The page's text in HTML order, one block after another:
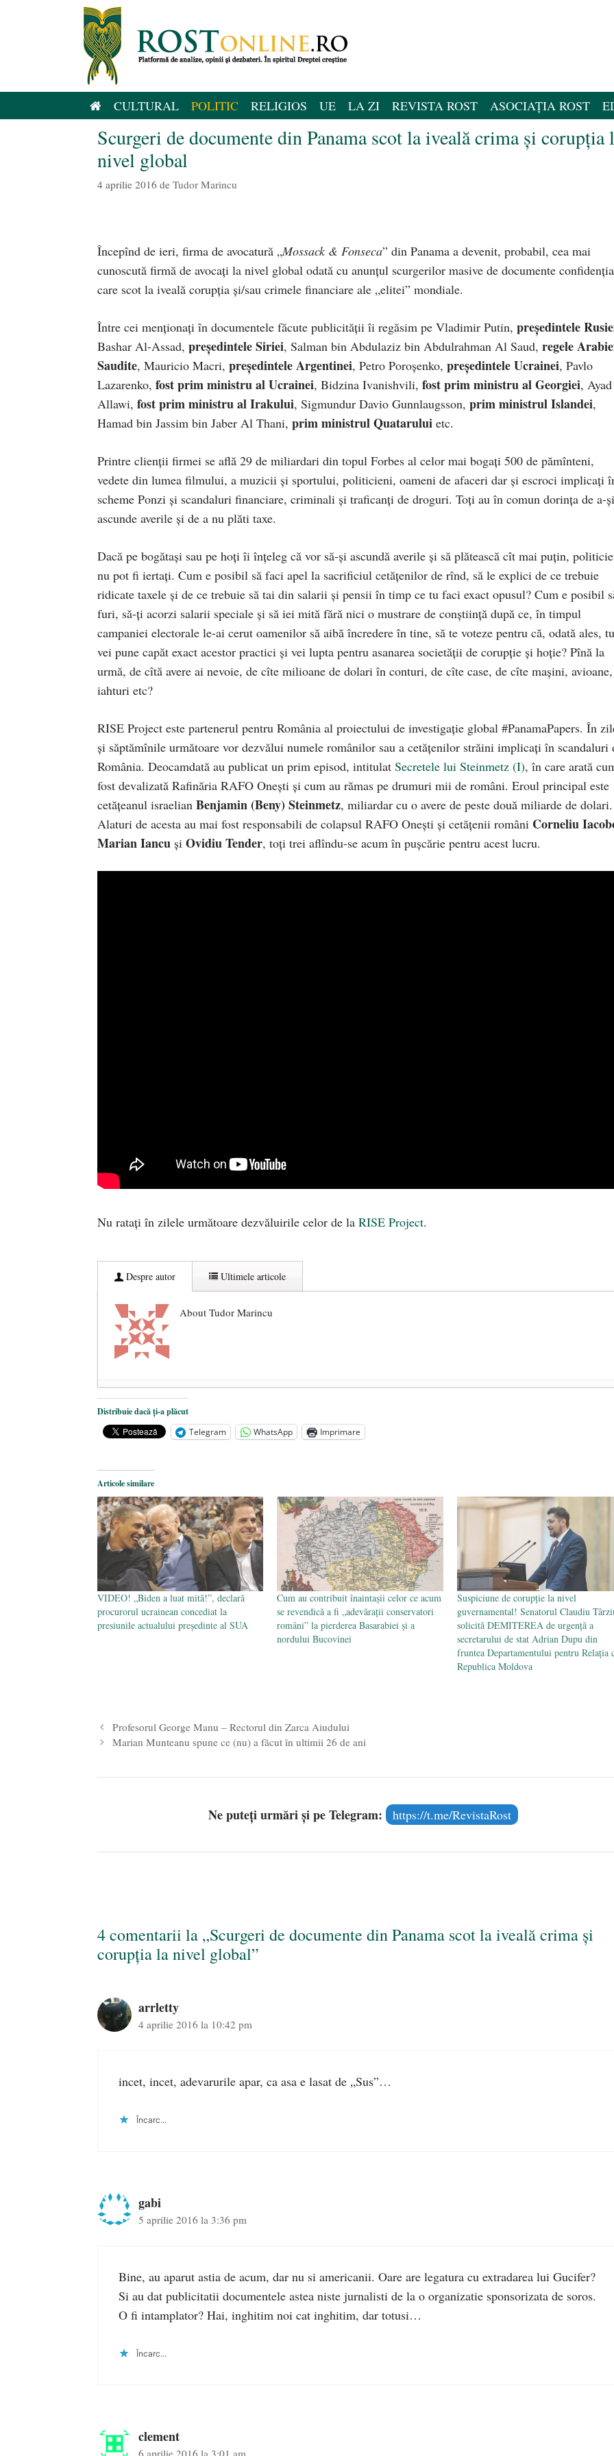
CULTURAL POLITIC RELIGIOS UE LA ZI REVISTA ROST ASOCIAȚIA ROST
Scurgeri de documente din Panama scot la iveală crima și corupția
nivel global
4 aprilie 2016 de Tudor Marincu
Începînd de ieri, firma de avocatură „Mossack & Fonseca” din Panama a devenit, probabil, cea mai
cunoscută firmă de avocați la nivel global odată cu anunțul scurgerilor masive de documente
care scot la iveală corupția și/sau crimele financiare ale „elitei” mondiale.
Între cei menționați în documentele făcute publicității îi regăsim pe Vladimir Putin, președintele
Bashar Al-Assad, președintele Siriei, Salman bin Abdulaziz bin Abdulrahman Al Saud, regele
Saudite, Mauricio Macri, președintele Argentinei, Petro Poroșenko, președintele Ucrainei, Pavlo
Lazarenko, fost prim ministru al Ucrainei, Bidzina Ivanishvili, fost prim ministru al Georgiei, Ayad
Allawi, fost prim ministru al Irakului, Sigmundur Davio Gunnlaugsson, prim ministrul Islandei,
Hamad bin Jassim bin Jaber Al Thani, prim ministrul Quatarului etc.
Printre clienții firmei se află 29 de miliardari din topul Forbes al celor mai bogați 500 de pămînteni,
vedete din lumea filmului, a muzicii și sportului, politicieni, oameni de afaceri dar și escroci implicați
scheme Ponzi și scandaluri financiare, criminali și traficanți de droguri. Toți au în comun dorința de a-și
ascunde averile și de a nu plăti taxe.
Dacă pe bogătași sau pe hoți îi înțeleg că vor să-și ascundă averile și să plătească cît mai puțin,
nu pot fi iertați. Cum e posibil să faci apel la sacrificiul cetățenilor de rînd, să le explici de ce trebuie
ridicate taxele și de ce trebuie să tai din salarii și pensii în timp ce tu faci exact opusul? Cum e posibil
furi, să-ți acorzi salarii speciale și să iei mită fără nici o mustrare de conștiință după ce, în timpul
campaniei electorale le-ai cerut oamenilor să aibă încredere în tine, să te voteze pentru că, odată ales, tu
vei pune capăt exact acestor practici și vei lupta pentru asanarea societății de corupție și hoție? Pînă la
urmă, de cîtă avere ai nevoie, de cîte milioane de dolari în conturi, de cîte case, de cîte mașini, avioane,
iahturi etc?
RISE Project este partenerul pentru România al proiectului de investigație global #PanamaPapers. În
și săptămînile următoare vor dezvălui numele românilor sau a cetățenilor străini implicați în scandaluri
România. Deocamdată au publicat un prim episod, intitulat Secretele lui Steinmetz (I), în care arată
fost devalizată Rafinăria RAFO Onești și cum au rămas pe drumuri mii de români. Eroul principal este
cetățeanul israelian Benjamin (Beny) Steinmetz, miliardar cu o avere de peste două miliarde de dolari.
Alaturi de acesta au mai fost responsabili de colapsul RAFO Onești și cetățenii români Corneliu
Marian Iancu și Ovidiu Tender, toți trei aflîndu-se acum în pușcărie pentru acest lucru.
Nu ratați în zilele următoare dezvăluirile celor de la RISE Project.
Despre autor Ultimele articole
About Tudor Marincu
De ce propaganda LGBT nu-și are locul în unitățile de învățământ
Anarhia din SUA e opera stângii radicale - 2 iunie 2020
Pe zi ce trece mă conving că mass media are prea puțin a face cu informarea
Distribuie dacă ți-a plăcut
Telegram
WhatsApp Imprimare
Articole similare
VIDEO! „Biden a luat mită!”, declară
procurorul ucrainean concediat la
presiunile actualului președinte al SUA
Cum au contribuit înaintașii celor ce acum
se revendică a fi „adevărații conservatori
români” la pierderea Basarabiei și a
nordului Bucovinei
Suspiciune de corupție la nivel
guvernamental! Senatorul Claudiu
solicită DEMITEREA de urgență a
secretarului de stat Adrian Dupu din
fruntea Departamentului pentru Relația
Republica Moldova
Profesorul George Manu – Rectorul din Zarca Aiudului
Marian Munteanu spune ce (nu) a făcut în ultimii 26 de ani
Ne puteți urmări și pe Telegram: https://t.me/RevistaRost
4 comentarii la „Scurgeri de documente din Panama scot la iveală crima și
corupția la nivel global”
arrletty
4 aprilie 2016 la 10:42 pm
incet, incet, adevarurile apar, ca asa e lasat de „Sus”…
Încarc...
gabi
5 aprilie 2016 la 3:36 pm
Bine, au aparut astia de acum, dar nu si americanii. Oare are legatura cu extradarea lui Gucifer?
Si au dat publicitatii documentele astea niste jurnalisti de la o organizatie sponsorizata de soros.
O fi intamplator? Hai, inghitim noi cat inghitim, dar totusi…
Încarc...
clement
6 aprilie 2016 la 3:01 am